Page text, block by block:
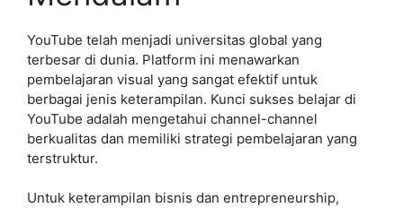
YouTube telah menjadi universitas global yang
terbesar di dunia. Platform ini menawarkan
pembelajaran visual yang sangat efektif untuk
berbagai jenis keterampilan. Kunci sukses belajar di
YouTube adalah mengetahui channel-channel
berkualitas dan memiliki strategi pembelajaran yang
terstruktur.
Untuk keterampilan bisnis dan entrepreneurship,